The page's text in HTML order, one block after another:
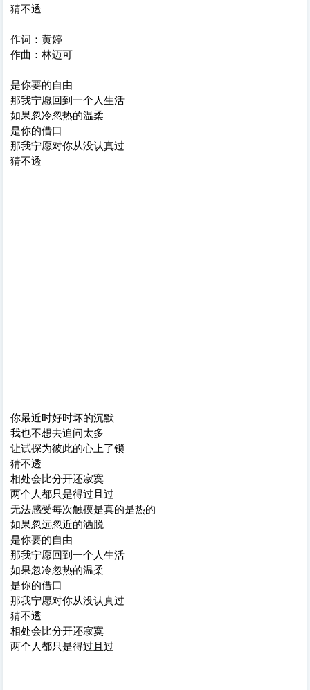
猜不透
作词：黄婷
作曲：林迈可
是你要的自由
那我宁愿回到一个人生活
如果忽冷忽热的温柔
是你的借口
那我宁愿对你从没认真过
猜不透
你最近时好时坏的沉默
我也不想去追问太多
让试探为彼此的心上了锁
猜不透
相处会比分开还寂寞
两个人都只是得过且过
无法感受每次触摸是真的是热的
如果忽远忽近的洒脱
是你要的自由
那我宁愿回到一个人生活
如果忽冷忽热的温柔
是你的借口
那我宁愿对你从没认真过
猜不透
相处会比分开还寂寞
两个人都只是得过且过